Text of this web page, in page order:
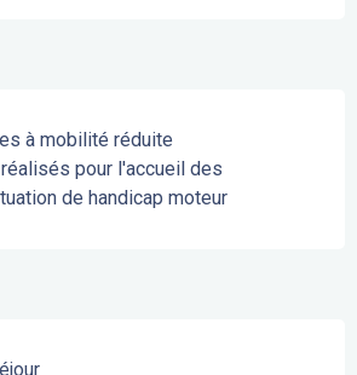
à mobilité réduite
pour l'accueil des
de handicap moteur